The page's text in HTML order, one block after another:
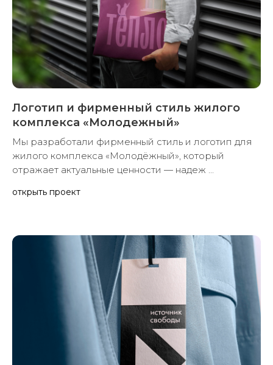
Логотип и фирменный стиль жилого
комплекса «Молодежный»
Мы разработали фирменный стиль и логотип для
жилого комплекса «Молодёжный», который